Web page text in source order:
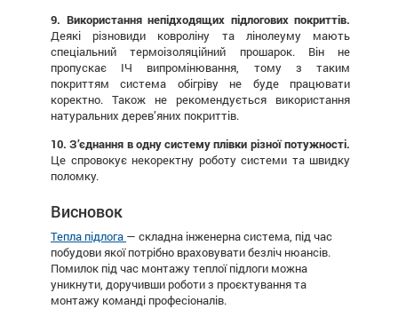
9. Використання непідходящих підлогових покриттів.
Деякі різновиди ковроліну та лінолеуму мають
спеціальний термоізоляційний прошарок. Він не
пропускає ІЧ випромінювання, тому з таким
покриттям система обігріву не буде працювати
коректно. Також не рекомендується використання
натуральних дерев’яних покриттів.
10. З’єднання в одну систему плівки різної потужності.
Це спровокує некоректну роботу системи та швидку
поломку.
Висновок
Тепла підлога — складна інженерна система, під час
побудови якої потрібно враховувати безліч нюансів.
Помилок під час монтажу теплої підлоги можна
уникнути, доручивши роботи з проєктування та
монтажу команді професіоналів.